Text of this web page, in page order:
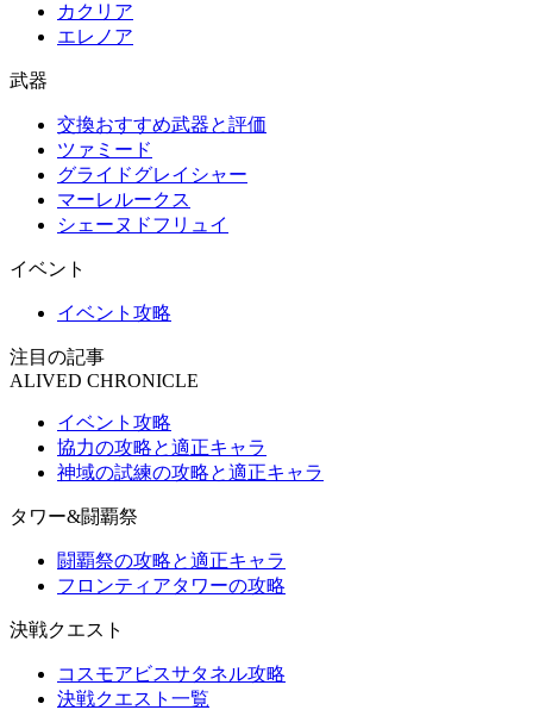
カクリア
エレノア
武器
交換おすすめ武器と評価
ツァミード
グライドグレイシャー
マーレルークス
シェーヌドフリュイ
イベント
イベント攻略
注目の記事
ALIVED CHRONICLE
イベント攻略
協力の攻略と適正キャラ
神域の試練の攻略と適正キャラ
タワー&闘覇祭
闘覇祭の攻略と適正キャラ
フロンティアタワーの攻略
決戦クエスト
コスモアビスサタネル攻略
決戦クエスト一覧